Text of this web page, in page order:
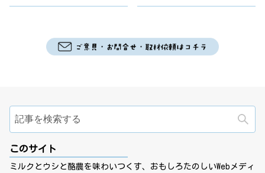
このサイト
ミルクとウシと酪農を味わいつくす、おもしろたのしいWebメディ